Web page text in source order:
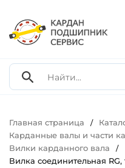
Главная страница /
Карданные валы и части
Вилки карданного вала /
Вилка соединительная